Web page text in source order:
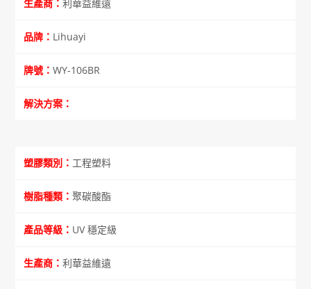
利華益維遠
Lihuayi
WY-106BR
工程塑料
聚碳酸酯
UV 穩定級
利華益維遠